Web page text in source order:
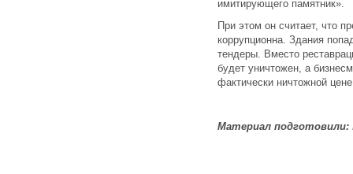
имитирующего памятник».
При этом он считает, что
коррупционна. Здания
тендеры. Вместо
будет уничтожен, а
фактически ничтожной
Материал подготовили: